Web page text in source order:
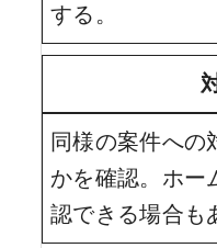
する。
同様の案件への
かを確認。ホー
認できる場合も